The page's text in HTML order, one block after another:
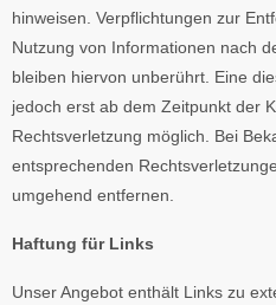
hinweisen. Verpflichtungen zur
Nutzung von Informationen nach
bleiben hiervon unberührt. Eine
jedoch erst ab dem Zeitpunkt der
Rechtsverletzung möglich. Bei
entsprechenden
umgehend entfernen.
Haftung für Links
Unser Angebot enthält Links zu